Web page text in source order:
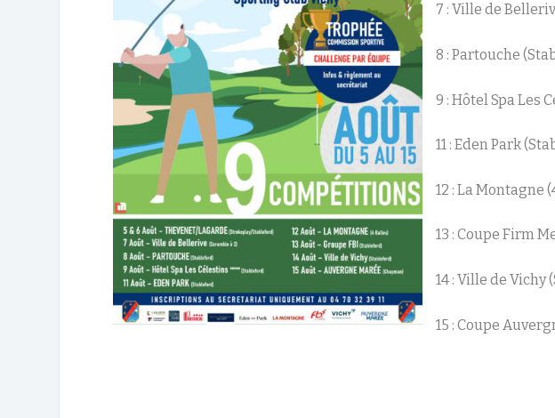
7 : Ville de
8 : Partouche
9 : Hôtel Spa Les
11 : Eden Park
12 : La Montagne
13 : Coupe Firm
14 : Ville de Vichy
15 : Coupe